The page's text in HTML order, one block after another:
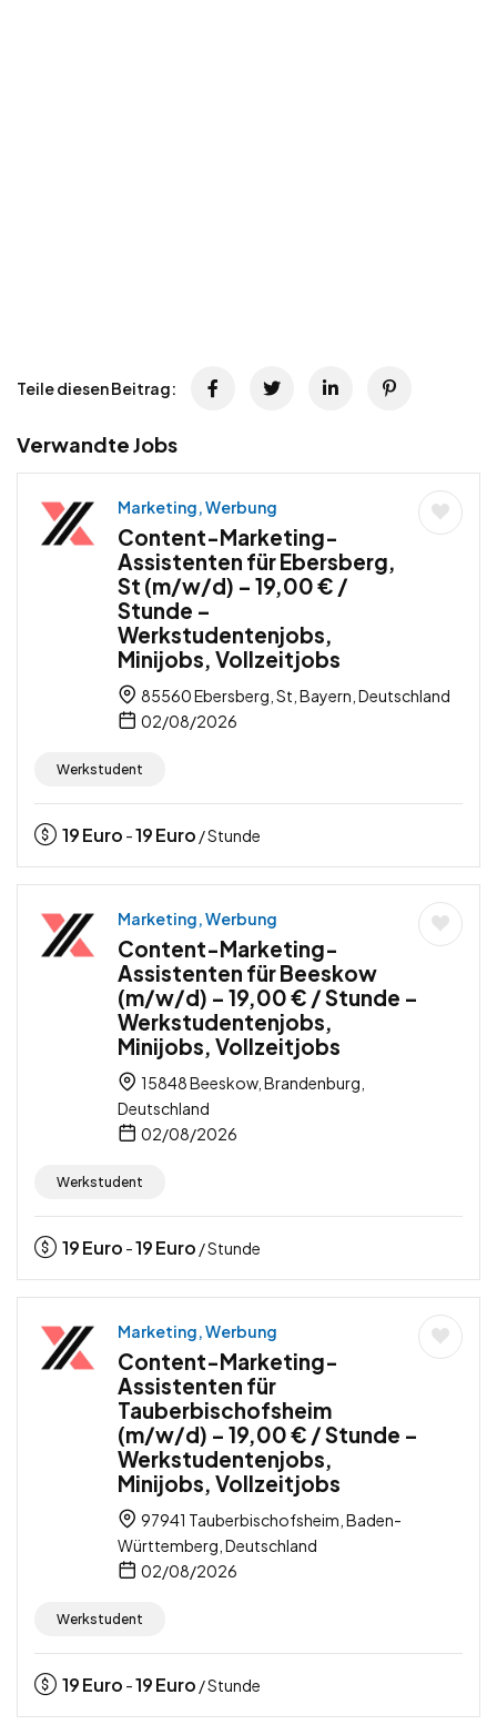
Teile diesen Beitrag:
Verwandte Jobs
Marketing, Werbung
Content-Marketing-
Assistenten für Ebersberg,
St (m/w/d) – 19,00 € /
Stunde –
Werkstudentenjobs,
Minijobs, Vollzeitjobs
85560 Ebersberg, St, Bayern, Deutschland
02/08/2026
Werkstudent
19Euro -19Euro / Stunde
Marketing, Werbung
Content-Marketing-
Assistenten für Beeskow
(m/w/d) – 19,00 € / Stunde –
Werkstudentenjobs,
Minijobs, Vollzeitjobs
15848 Beeskow, Brandenburg,
Deutschland
02/08/2026
Werkstudent
19Euro -19Euro / Stunde
Marketing, Werbung
Content-Marketing-
Assistenten für
Tauberbischofsheim
(m/w/d) – 19,00 € / Stunde –
Werkstudentenjobs,
Minijobs, Vollzeitjobs
97941 Tauberbischofsheim, Baden-
Württemberg, Deutschland
02/08/2026
Werkstudent
19Euro -19Euro / Stunde